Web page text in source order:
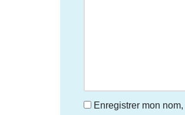
Enregistrer mon